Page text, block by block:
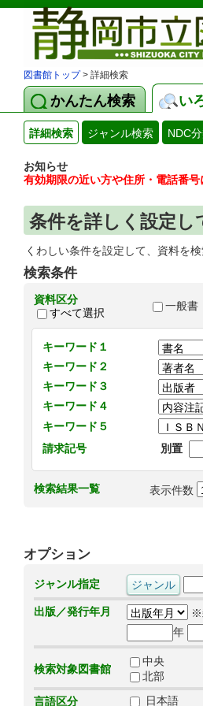
図書館トップ> 詳細検索
かんたん検索 い
詳細検索 ジャンル検索 NDC
お知らせ
有効期限の近い方や住所・電話番号
条件を詳しく設定し
くわしい条件を設定して、資料を
検索条件
資料区分
すべて選択
一般書
キーワード１
キーワード２
キーワード３
キーワード４
キーワード５
請求記号
別置
検索結果一覧 表示件数
オプション
ジャンル指定
出版／発行年月
※
年
検索対象図書館
中央
北部
言語区分
日本語